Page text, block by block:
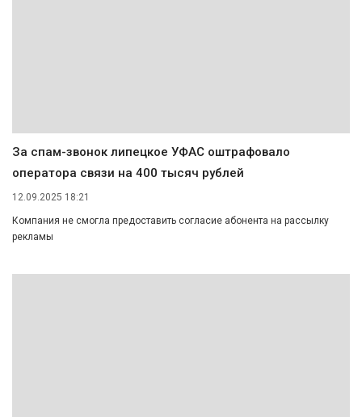
За спам-звонок липецкое УФАС оштрафовало
оператора связи на 400 тысяч рублей
12.09.2025 18:21
Компания не смогла предоставить согласие абонента на рассылку
рекламы